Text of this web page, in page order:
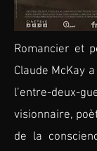
Romancier et
Claude McKay
l’entre-deux-
visionnaire,
de la